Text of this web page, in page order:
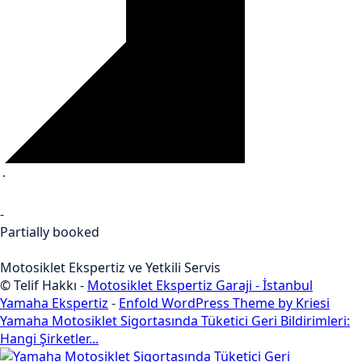
·
-
Partially booked
Motosiklet Ekspertiz ve Yetkili Servis
© Telif Hakkı - Motosiklet Ekspertiz Garaji - İstanbul
Yamaha Ekspertiz - Enfold WordPress Theme by Kriesi
Yamaha Motosiklet Sigortasında Tüketici Geri Bildirimleri:
Hangi Şirketler...